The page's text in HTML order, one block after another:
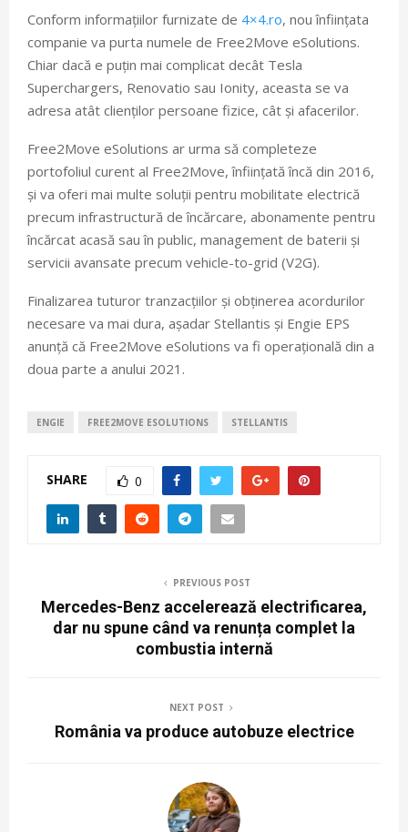
Conform informațiilor furnizate de 4×4.ro, nou înființata
companie va purta numele de Free2Move eSolutions.
Chiar dacă e puțin mai complicat decât Tesla
Superchargers, Renovatio sau Ionity, aceasta se va
adresa atât clienților persoane fizice, cât și afacerilor.
Free2Move eSolutions ar urma să completeze
portofoliul curent al Free2Move, înființată încă din 2016,
și va oferi mai multe soluții pentru mobilitate electrică
precum infrastructură de încărcare, abonamente pentru
încărcat acasă sau în public, management de baterii și
servicii avansate precum vehicle-to-grid (V2G).
Finalizarea tuturor tranzacțiilor și obținerea acordurilor
necesare va mai dura, așadar Stellantis și Engie EPS
anunță că Free2Move eSolutions va fi operațională din a
doua parte a anului 2021.
ENGIE FREE2MOVE ESOLUTIONS STELLANTIS
SHARE 0
PREVIOUS POST
Mercedes-Benz accelerează electrificarea,
dar nu spune când va renunța complet la
combustia internă
NEXT POST
România va produce autobuze electrice